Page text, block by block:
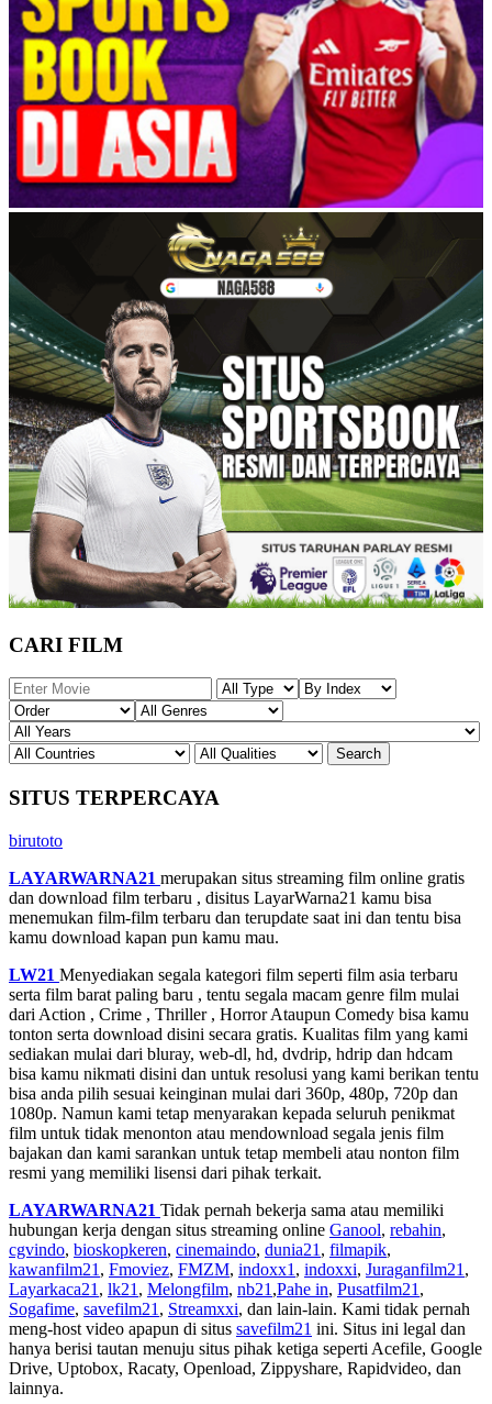
CARI FILM
SITUS TERPERCAYA
birutoto
LAYARWARNA21 merupakan situs streaming film online gratis
dan download film terbaru , disitus LayarWarna21 kamu bisa
menemukan film-film terbaru dan terupdate saat ini dan tentu bisa
kamu download kapan pun kamu mau.
LW21 Menyediakan segala kategori film seperti film asia terbaru
serta film barat paling baru , tentu segala macam genre film mulai
dari Action , Crime , Thriller , Horror Ataupun Comedy bisa kamu
tonton serta download disini secara gratis. Kualitas film yang kami
sediakan mulai dari bluray, web-dl, hd, dvdrip, hdrip dan hdcam
bisa kamu nikmati disini dan untuk resolusi yang kami berikan tentu
bisa anda pilih sesuai keinginan mulai dari 360p, 480p, 720p dan
1080p. Namun kami tetap menyarakan kepada seluruh penikmat
film untuk tidak menonton atau mendownload segala jenis film
bajakan dan kami sarankan untuk tetap membeli atau nonton film
resmi yang memiliki lisensi dari pihak terkait.
LAYARWARNA21 Tidak pernah bekerja sama atau memiliki
hubungan kerja dengan situs streaming online Ganool, rebahin,
cgvindo, bioskopkeren, cinemaindo, dunia21 , filmapik,
kawanfilm21 , Fmoviez, FMZM, indoxx1 , indoxxi, Juraganfilm21 ,
Layarkaca21 , lk21 , Melongfilm, nb21 ,Pahe in, Pusatfilm21 ,
Sogafime, savefilm21 , Streamxxi, dan lain-lain. Kami tidak pernah
meng-host video apapun di situs savefilm21 ini. Situs ini legal dan
hanya berisi tautan menuju situs pihak ketiga seperti Acefile, Google
Drive, Uptobox, Racaty, Openload, Zippyshare, Rapidvideo, dan
lainnya.